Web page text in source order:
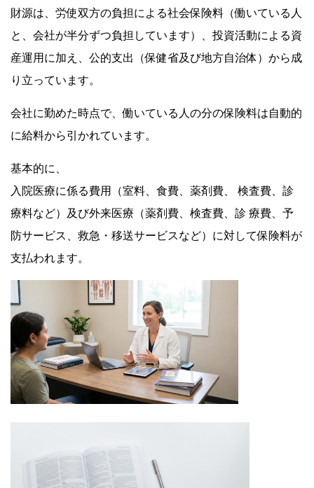
財源は、労使双方の負担による社会保険料（働いている人
と、会社が半分ずつ負担しています）、投資活動による資
産運用に加え、公的支出（保健省及び地方自治体）から成
り立っています。
会社に勤めた時点で、働いている人の分の保険料は自動的
に給料から引かれています。
基本的に、
入院医療に係る費用（室料、食費、薬剤費、 検査費、診
療料など）及び外来医療（薬剤費、検査費、診 療費、予
防サービス、救急・移送サービスなど）に対して保険料が
支払われます。